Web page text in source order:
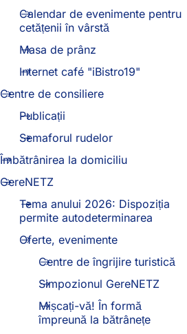
Calendar de evenimente pentru
cetățenii în vârstă
Masa de prânz
Internet café "iBistro19"
Centre de consiliere
Publicații
Semaforul rudelor
Îmbătrânirea la domiciliu
GereNETZ
Tema anului 2026: Dispoziția
permite autodeterminarea
Oferte, evenimente
Centre de îngrijire turistică
Simpozionul GereNETZ
Mișcați-vă! În formă
împreună la bătrânețe